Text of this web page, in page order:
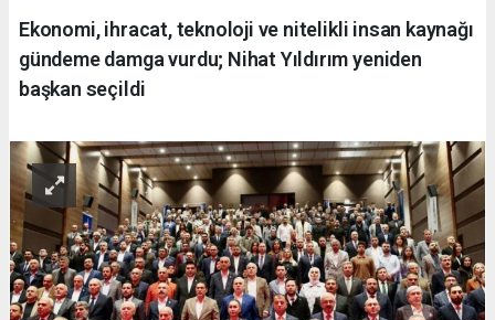
Ekonomi, ihracat, teknoloji ve nitelikli insan kaynağı
gündeme damga vurdu; Nihat Yıldırım yeniden
başkan seçildi